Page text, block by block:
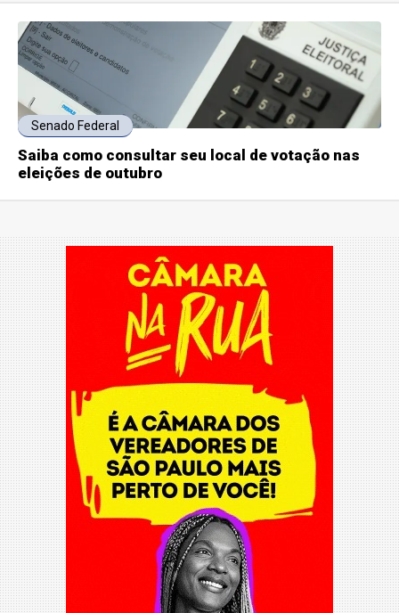
Senado Federal
Saiba como consultar seu local de votação nas
eleições de outubro